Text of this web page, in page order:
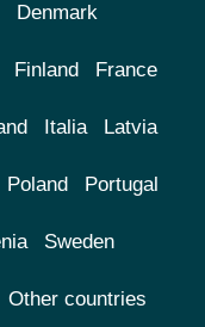
Denmark
Finland France
Italia Latvia
Poland Portugal
Sweden
Other countries